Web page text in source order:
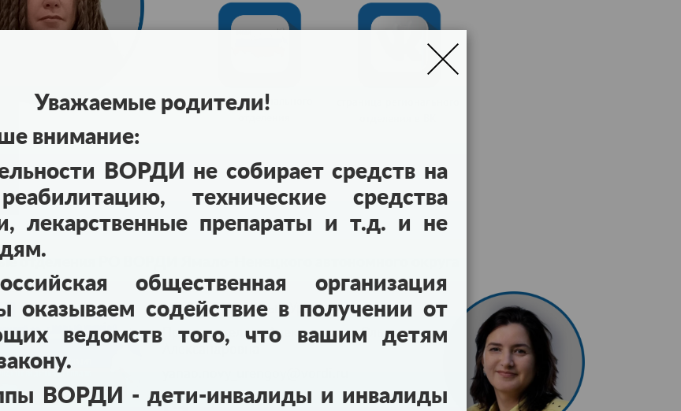
сайт регионального
отделения РО ВОРДИ Ямало-Ненецкого автономного округа
МО ВОРДИ г.Новый Уренгой
Председатель - Александрова Ольга
Александровна
Уважаемые родители!
внимание:
ВОРДИ не собирает средств на
технические средства
лекарственные препараты и т.д. и не
общественная организация
оказываем содействие в получении от
ведомств того, что вашим детям
ВОРДИ - дети-инвалиды и инвалиды